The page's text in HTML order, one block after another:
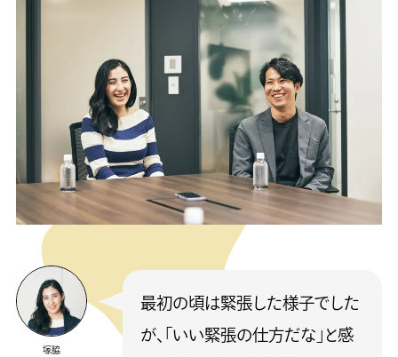
塚脇
最初の頃は緊張した様子でした
が、「いい緊張の仕方だな」と感